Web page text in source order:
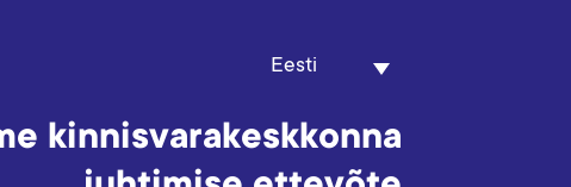
Eesti
kinnisvarakeskkonna